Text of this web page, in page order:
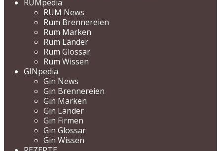
RUMpedia
RUM News
Rum Brennereien
Rum Marken
Rum Länder
Rum Glossar
Rum Wissen
GINpedia
Gin News
Gin Brennereien
Gin Marken
Gin Länder
Gin Firmen
Gin Glossar
Gin Wissen